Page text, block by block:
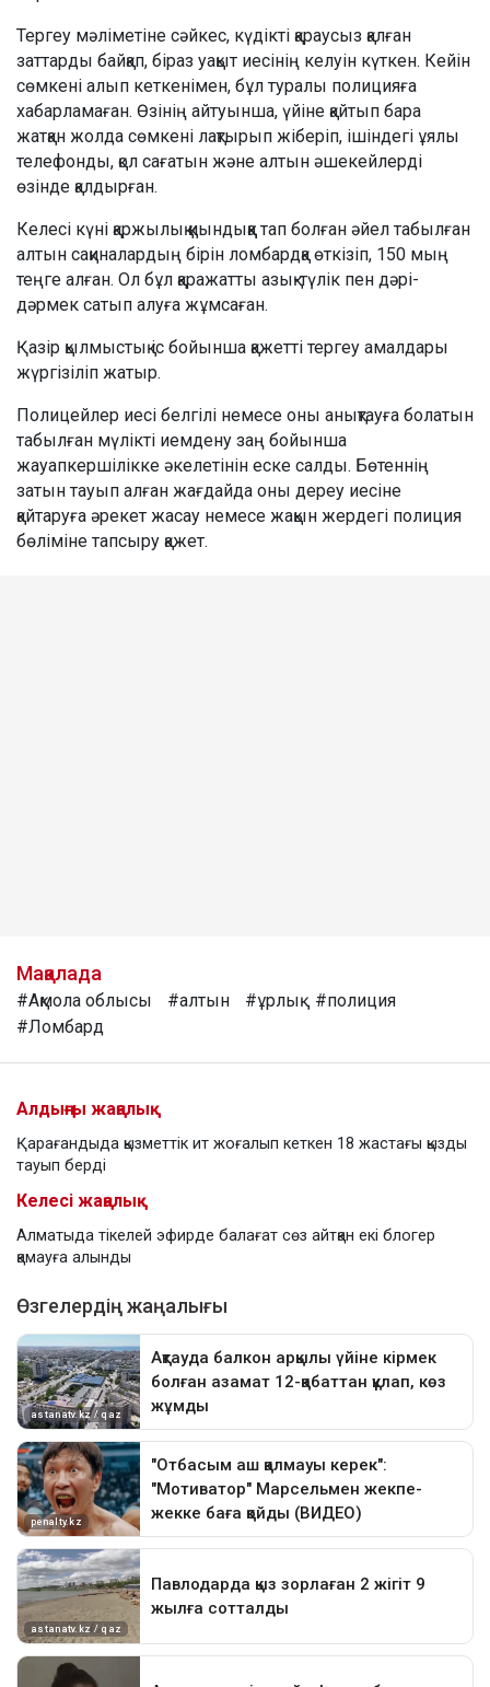
Тергеу мәліметіне сәйкес, күдікті қараусыз қалған
заттарды байқап, біраз уақыт иесінің келуін күткен. Кейін
сөмкені алып кеткенімен, бұл туралы полицияға
хабарламаған. Өзінің айтуынша, үйіне қайтып бара
жатқан жолда сөмкені лақтырып жіберіп, ішіндегі ұялы
телефонды, қол сағатын және алтын әшекейлерді
өзінде қалдырған.
Келесі күні қаржылық қиындыққа тап болған әйел табылған
алтын сақиналардың бірін ломбардқа өткізіп, 150 мың
теңге алған. Ол бұл қаражатты азық-түлік пен дәрі-
дәрмек сатып алуға жұмсаған.
Қазір қылмыстық іс бойынша қажетті тергеу амалдары
жүргізіліп жатыр.
Полицейлер иесі белгілі немесе оны анықтауға болатын
табылған мүлікті иемдену заң бойынша
жауапкершілікке әкелетінін еске салды. Бөтеннің
затын тауып алған жағдайда оны дереу иесіне
қайтаруға әрекет жасау немесе жақын жердегі полиция
бөліміне тапсыру қажет.
Мақалада
#Ақмола облысы #алтын #ұрлық
#полиция
#Ломбард
Алдыңғы жаңалық
Қарағандыда қызметтік ит жоғалып кеткен 18 жастағы қызды
тауып берді
Келесі жаңалық
Алматыда тікелей эфирде балағат сөз айтқан екі блогер
қамауға алынды